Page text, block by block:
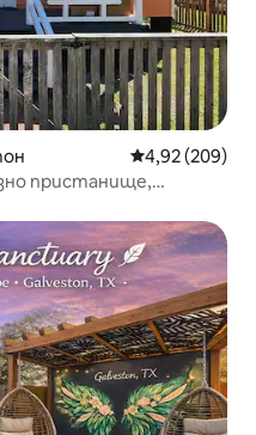
Средна
4,92 (209)
пристанище,